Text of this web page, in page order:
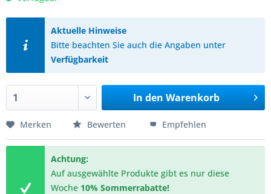
Aktuelle Hinweise
Bitte beachten Sie auch die Angaben unter
Verfügbarkeit
In den Warenkorb
Merken Bewerten Empfehlen
Achtung:
Auf ausgewählte Produkte gibt es nur diese
Woche 10% Sommerrabatte!